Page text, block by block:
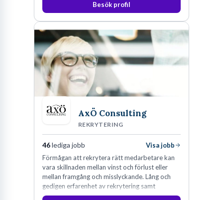
Besök profil
AxÖ Consulting
REKRYTERING
46lediga jobb
Visa jobb
Förmågan att rekrytera rätt medarbetare kan
vara skillnaden mellan vinst och förlust eller
mellan framgång och misslyckande. Lång och
gedigen erfarenhet av rekrytering samt
konsultverksamhet har lärt oss just det.